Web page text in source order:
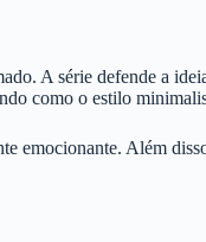
A série defende a
como o estilo
emocionante. Além